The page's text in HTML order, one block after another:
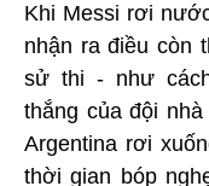
Khi Messi rơi
nhận ra điều còn
sử thi - như
thắng của đội
Argentina rơi
thời gian bóp